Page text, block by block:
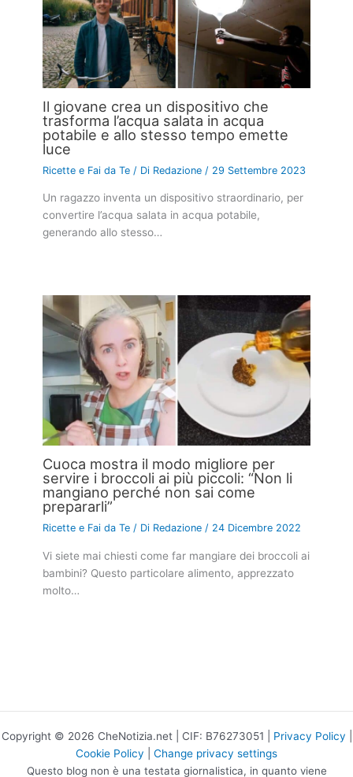
Il giovane crea un dispositivo che
trasforma l’acqua salata in acqua
potabile e allo stesso tempo emette
luce
Ricette e Fai da Te / Di Redazione / 29 Settembre 2023
Un ragazzo inventa un dispositivo straordinario, per
convertire l’acqua salata in acqua potabile,
generando allo stesso…
Cuoca mostra il modo migliore per
servire i broccoli ai più piccoli: “Non li
mangiano perché non sai come
prepararli”
Ricette e Fai da Te / Di Redazione/ 24 Dicembre 2022
Vi siete mai chiesti come far mangiare dei broccoli ai
bambini? Questo particolare alimento, apprezzato
molto…
Copyright © 2026 CheNotizia.net | CIF: B76273051 | Privacy Policy
Cookie Policy
Change privacy settings
Questo blog non è una testata giornalistica, in quanto viene